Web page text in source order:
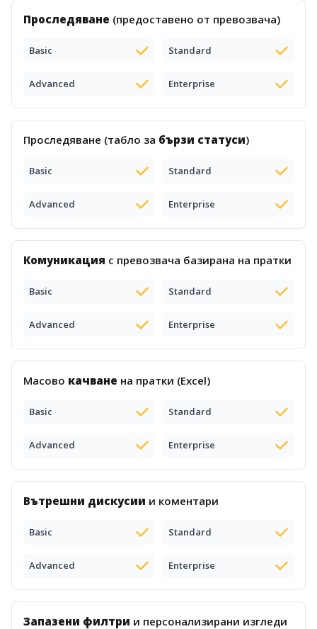
Проследяване (предоставено от превозвача)
Basic Standard
Advanced Enterprise
Проследяване (табло за бързи статуси)
Basic Standard
Advanced Enterprise
Комуникация с превозвача базирана на пратки
Basic Standard
Advanced Enterprise
Масово качване на пратки (Excel)
Basic Standard
Advanced Enterprise
Вътрешни дискусии и коментари
Basic Standard
Advanced Enterprise
Запазени филтри и персонализирани изгледи